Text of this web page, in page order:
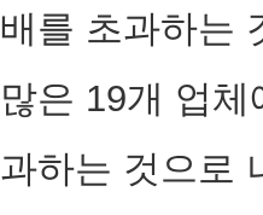
배를 초과하는
많은 19개 업
과하는 것으로